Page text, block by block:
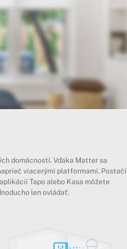
domácností. Vďaka Matter sa
viacerými platformami. Postačí
Tapo alebo Kasa môžete
len ovládať.